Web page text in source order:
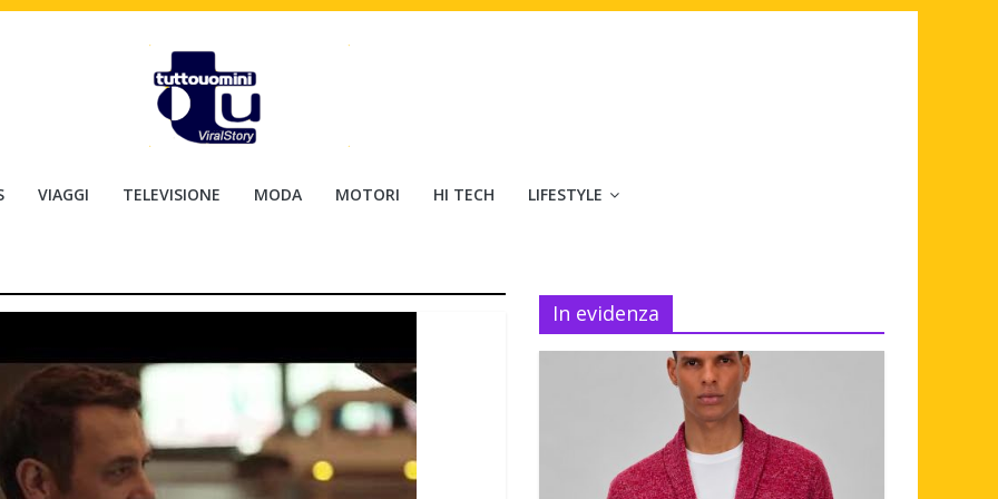
VIAGGI TELEVISIONE MODA MOTORI HI TECH LIFESTYLE
In evidenza